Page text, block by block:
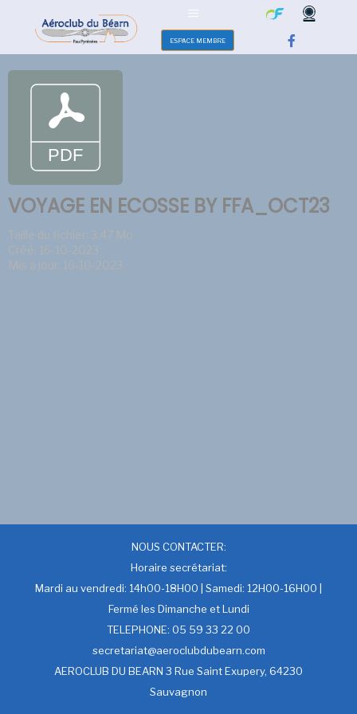
ESPACE MEMBRE
VOYAGE EN ECOSSE BY FFA_OCT23
Taille du fichier: 3.47 Mo
Créé: 16-10-2023
Mis à jour: 16-10-2023
NOUS CONTACTER:
Horaire secrétariat:
Mardi au vendredi: 14h00-18H00 | Samedi: 12H00-16H00 |
Fermé les Dimanche et Lundi
TELEPHONE: 05 59 33 22 00
secretariat@aeroclubdubearn.com
AEROCLUB DU BEARN 3 Rue Saint Exupery, 64230
Sauvagnon